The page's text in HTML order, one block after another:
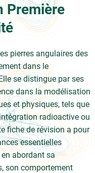
Première
pierres angulaires des
dans le
se distingue par ses
dans la modélisation
et physiques, tels que
radioactive ou
fiche de révision a pour
essentielles
abordant sa
son comportement